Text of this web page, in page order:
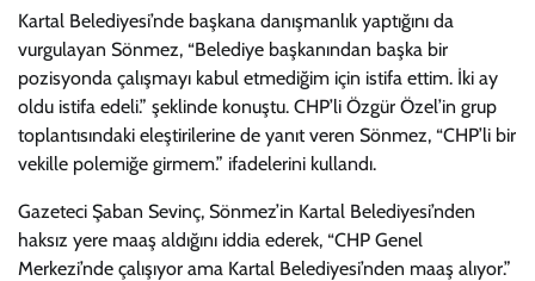
Kartal Belediyesi’nde başkana danışmanlık yaptığını da
vurgulayan Sönmez, “Belediye başkanından başka bir
pozisyonda çalışmayı kabul etmediğim için istifa ettim. İki ay
oldu istifa edeli.” şeklinde konuştu. CHP’li Özgür Özel’in grup
toplantısındaki eleştirilerine de yanıt veren Sönmez, “CHP’li bir
vekille polemiğe girmem.” ifadelerini kullandı.
Gazeteci Şaban Sevinç, Sönmez’in Kartal Belediyesi’nden
haksız yere maaş aldığını iddia ederek, “CHP Genel
Merkezi’nde çalışıyor ama Kartal Belediyesi’nden maaş alıyor.”